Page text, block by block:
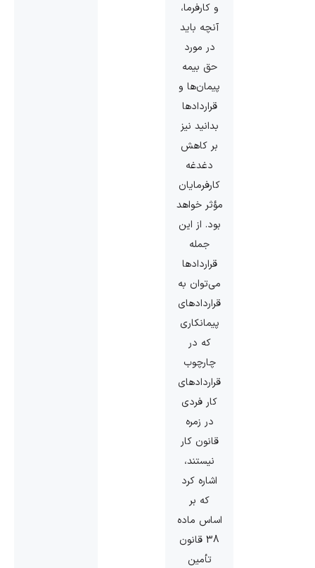
و کارفرما،
آنچه باید
در مورد
حق بیمه
پیمان‌ها و
قراردادها
بدانید نیز
بر کاهش
دغدغه
کارفرمایان
مؤثر خواهد
بود. از این
جمله
قراردادها
می‌توان به
قراردادهای
پیمانکاری
که در
چارچوب
قراردادهای
کار فردی
در زمره
قانون کار
نیستند،
اشاره کرد
که بر
اساس ماده
38 قانون
تأمین